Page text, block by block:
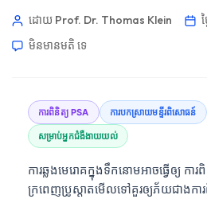
ដោយ Prof. Dr. Thomas Klein
មិនមាន​មតិ​ ទេ
ការពិនិត្យ PSA ការបកស្រាយមន្ទីរពិសោធន៍
សម្រាប់អ្នកជំងឺងាយយល់
ការឆ្លងមេរោគក្នុងទឹកនោមអាចធ្វើឲ្យ ក
ក្រពេញប្រូស្តាតមើលទៅគួរឲ្យភ័យជាងកា